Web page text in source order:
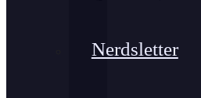
Nerdsletter